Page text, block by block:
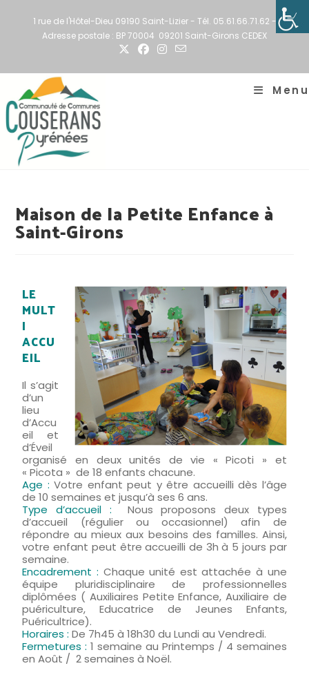
1 rue de l'Hôtel-Dieu 09190 Saint-Lizier - Tél. 05.61.66.71.62 -
Adresse postale : BP 70004 09201 Saint-Girons CEDEX
Menu
Maison de la Petite Enfance à
Saint-Girons
LE
MULT
I
ACCU
EIL
Il s’agit
d’un
lieu
d’Accu
eil et
d’Éveil
organisé en deux unités de vie « Picoti » et
« Picota » de 18 enfants chacune.
Age :Votre enfant peut y être accueilli dès l’âge
de 10 semaines et jusqu’à ses 6 ans.
Type d’accueil : Nous proposons deux types
d’accueil (régulier ou occasionnel) afin de
répondre au mieux aux besoins des familles. Ainsi,
votre enfant peut être accueilli de 3h à 5 jours par
semaine.
Encadrement : Chaque unité est attachée à une
équipe pluridisciplinaire de professionnelles
diplômées ( Auxiliaires Petite Enfance, Auxiliaire de
puériculture, Educatrice de Jeunes Enfants,
Puéricultrice).
Horaires :De 7h45 à 18h30 du Lundi au Vendredi.
Fermetures :1 semaine au Printemps / 4 semaines
en Août / 2 semaines à Noël.